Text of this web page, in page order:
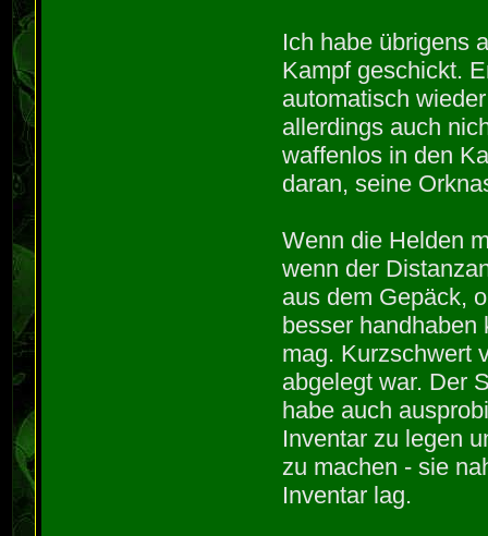
Ich habe übrigens
Kampf geschickt.
automatisch
allerdings auch
waffenlos in den
daran, seine
Wenn die Helden
wenn der
aus dem Gepäck,
besser handhaben
mag. Kurzschwert
abgelegt war. Der
habe auch
Inventar zu legen
zu machen - sie
Inventar lag.